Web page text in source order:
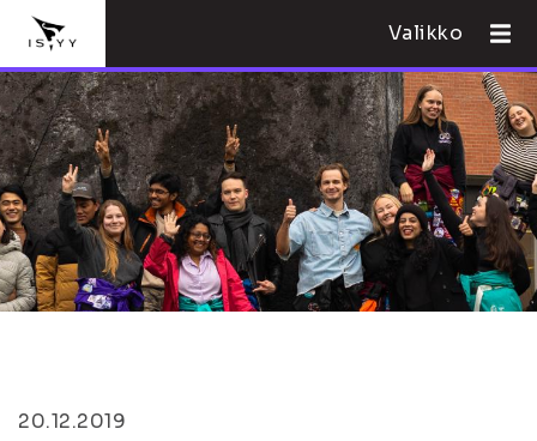
Valikko
20.12.2019